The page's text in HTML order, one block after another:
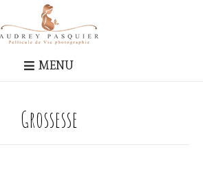
MENU
Grossesse